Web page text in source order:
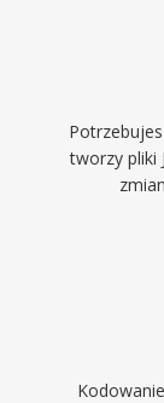
tworzy pliki